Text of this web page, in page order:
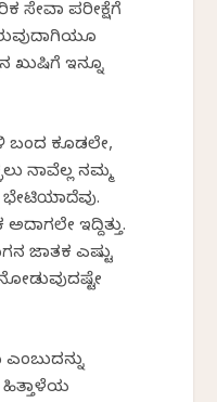
ಸೇವಾ ಪರೀಕ್ಷೆಗೆ
ಖುಷಿಗೆ ಇನ್ನೂ
ಬಂದ ಕೂಡಲೇ,
ನಾವೆಲ್ಲ ನಮ್ಮ
ಇದ್ದಿತ್ತು.
ಜಾತಕ ಎಷ್ಟು